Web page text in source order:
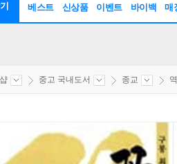
베스트 신상품 이벤트 바이백 매
중고 국내도서 종교